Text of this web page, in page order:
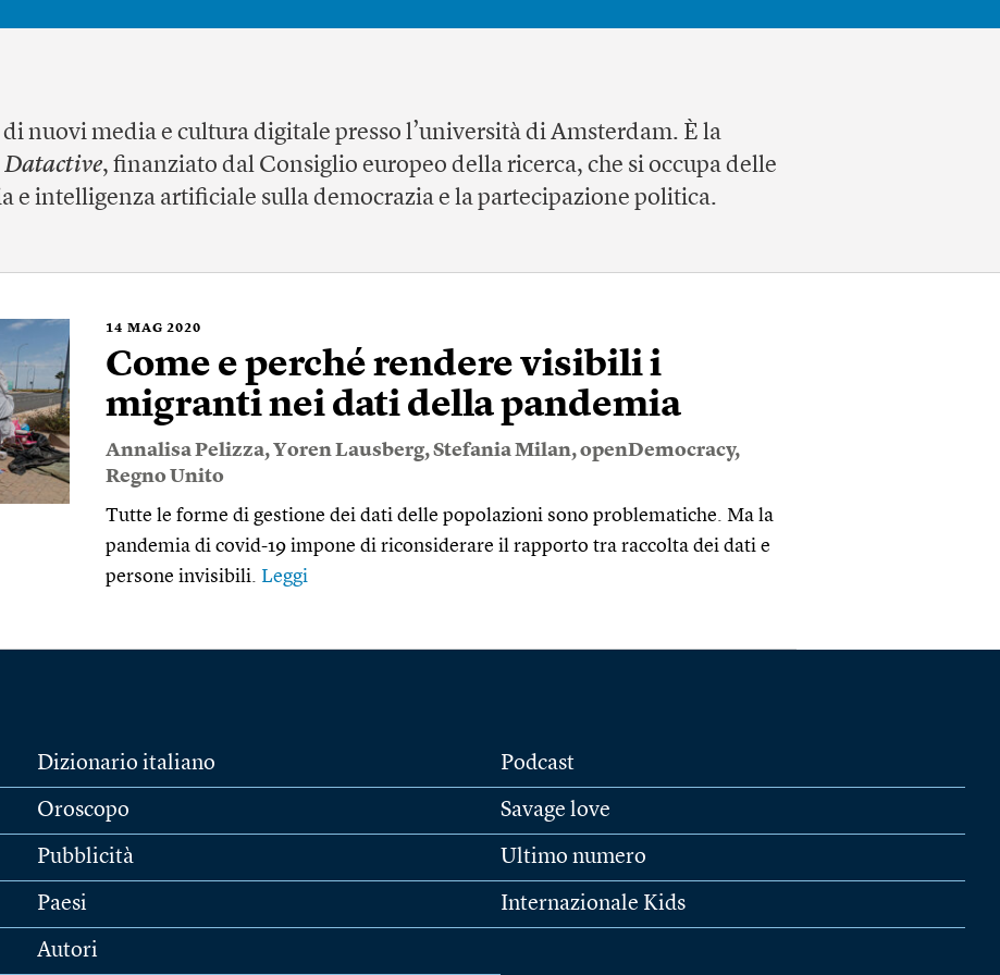
di nuovi media e cultura digitale presso l’università di Amsterdam. È la
Datactive, finanziato dal Consiglio europeo della ricerca, che si occupa delle
e intelligenza artificiale sulla democrazia e la partecipazione politica.
14 MAG 2020
Come e perché rendere visibili i
migranti nei dati della pandemia
Annalisa Pelizza,Yoren Lausberg,Stefania Milan,openDemocracy,
Regno Unito
Tutte le forme di gestione dei dati delle popolazioni sono problematiche. Ma la
pandemia di covid-19 impone di riconsiderare il rapporto tra raccolta dei dati e
persone invisibili. Leggi
Dizionario italiano
Oroscopo
Pubblicità
Paesi
Autori
Podcast
Savage love
Ultimo numero
Internazionale Kids